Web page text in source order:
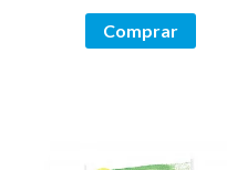
Comprar